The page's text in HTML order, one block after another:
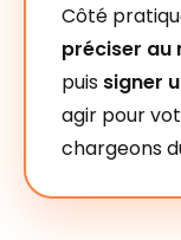
Côté
préciser au
puis signer
agir pour
chargeons